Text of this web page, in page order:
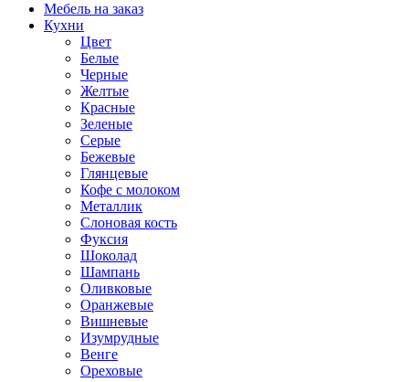
Мебель на заказ
Кухни
Цвет
Белые
Черные
Желтые
Красные
Зеленые
Серые
Бежевые
Глянцевые
Кофе с молоком
Металлик
Слоновая кость
Фуксия
Шоколад
Шампань
Оливковые
Оранжевые
Вишневые
Изумрудные
Венге
Ореховые